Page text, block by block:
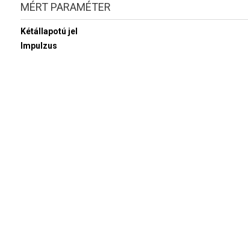
MÉRT PARAMÉTER
Kétállapotú jel
Impulzus